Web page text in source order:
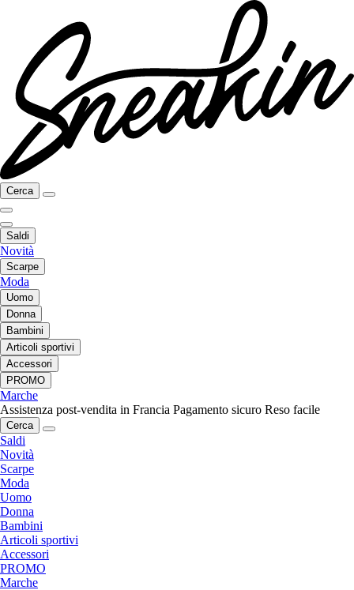
Cerca
Saldi
Novità
Scarpe
Moda
Uomo
Donna
Bambini
Articoli sportivi
Accessori
PROMO
Marche
Assistenza post-vendita in Francia Pagamento sicuro Reso facile
Cerca
Saldi
Novità
Scarpe
Moda
Uomo
Donna
Bambini
Articoli sportivi
Accessori
PROMO
Marche